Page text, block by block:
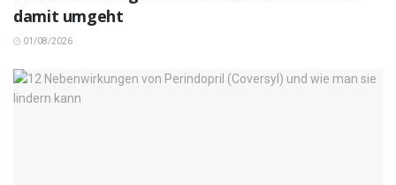
damit umgeht
01/08/2026